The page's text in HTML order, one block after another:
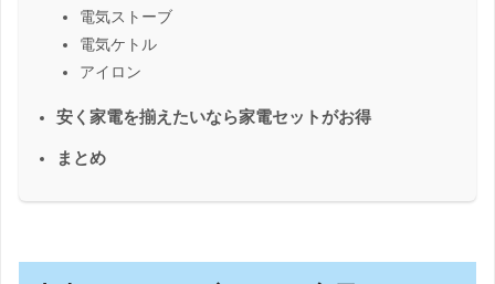
電気ストーブ
電気ケトル
アイロン
安く家電を揃えたいなら家電セットがお得
まとめ